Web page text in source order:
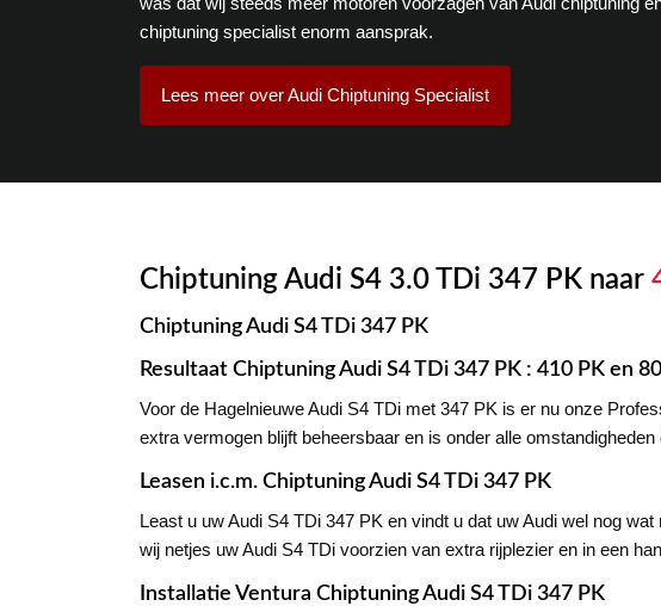
chiptuning specialist enorm aansprak.
Lees meer over Audi Chiptuning Specialist
Chiptuning Audi S4 3.0 TDi 347 PK naar
Chiptuning Audi S4 TDi 347 PK
Resultaat Chiptuning Audi S4 TDi 347 PK : 410 PK en
Voor de Hagelnieuwe Audi S4 TDi met 347 PK is er nu onze
extra vermogen blijft beheersbaar en is onder alle
Leasen i.c.m. Chiptuning Audi S4 TDi 347 PK
Least u uw Audi S4 TDi 347 PK en vindt u dat uw Audi wel nog
wij netjes uw Audi S4 TDi voorzien van extra rijplezier en in een
Installatie Ventura Chiptuning Audi S4 TDi 347 PK